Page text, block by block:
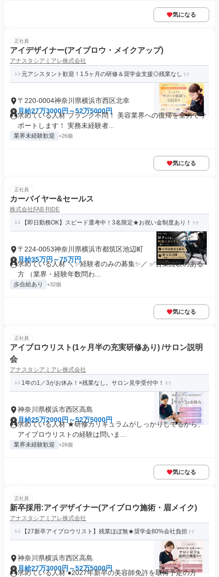
気になる
正社員
アイデザイナー(アイブロウ・メイクアップ)
アナスタシアミアレ株式会社
元アシスタント歓迎！1.5ヶ月の研修＆奨学金支援◎残業なし
〒220-0004神奈川県横浜市西区北幸
月給27万3000円～52万5000円
求めている人材 ブランク不問！ 美容業界への復帰を全力でサ
ポートします！ 実務未経験者...
業界未経験歓迎 +26個
気になる
正社員
カーバイヤー&セールス
株式会社FAB RIDE
【即日勤務OK】スピード選考中！3名限定★お祝い金制度あり！
〒224-0053神奈川県横浜市都筑区池辺町
月給35万円～75万円
求めている人材 ＼✨経験者のみの募集✨／ ✅営業経験のある
方 （業界・経験年数問わ...
歩合給あり +32個
気になる
正社員
アイブロウリスト(1ヶ月半の充実研修あり) /サロン説明
会
アナスタシアミアレ株式会社
1年の1／3がお休み！×残業なし。サロン見学受付中！
神奈川県横浜市西区高島
月給25万2000円～52万5000円
求めている人材 ★研修カリキュラムがしっかりしてるから、
アイブロウリストの経験は問いま...
業界未経験歓迎 +26個
気になる
正社員
新卒採用:アイデザイナー(アイブロウ施術・眉メイク)
アナスタシアミアレ株式会社
【27新卒アイブロウリスト】残業ほぼ無★奨学金80%会社負担
神奈川県横浜市西区高島
月給27万3000円～52万5000円
求めている人材 ●2027年新卒の美容師免許を取得予定の方